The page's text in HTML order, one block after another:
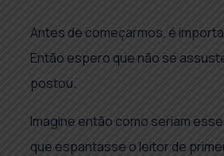
Antes de começarmos, é
Então espero que não se
postou.
Imagine então como seriam
que espantasse o leitor de